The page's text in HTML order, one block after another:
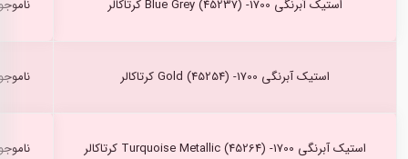
استیک آبرنگی Blue Grey (45237) -1700 کرتاکالر
استیک آبرنگی Gold (45254) -1700 کرتاکالر
استیک آبرنگی Turquoise Metallic (45264) -1700 کرتاکالر